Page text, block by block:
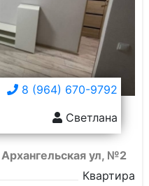
8 (964) 670-9792
Светлана
ул, №2
Квартира